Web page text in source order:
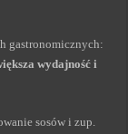
gastronomicznych:
wydajność i
sosów i zup.